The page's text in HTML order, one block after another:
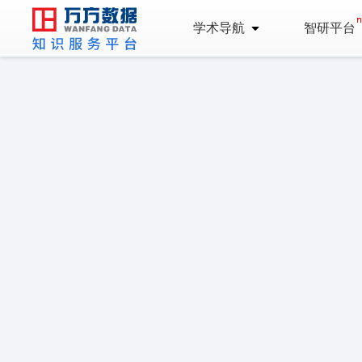
学术导航 智研平台